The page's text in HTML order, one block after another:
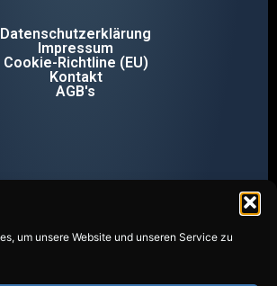
um unsere Website und unseren Service zu
Datenschutzerklärung
Impressum
Cookie-Richtline (EU)
Kontakt
AGB's
20